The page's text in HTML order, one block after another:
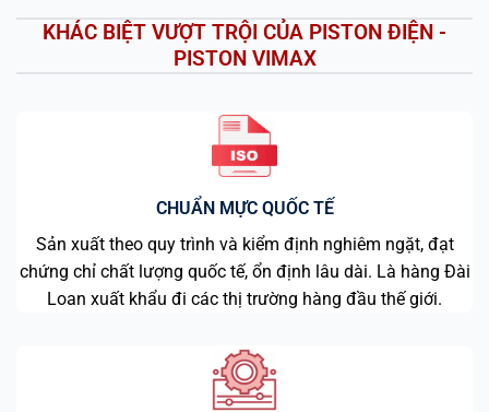
KHÁC BIỆT VƯỢT TRỘI CỦA PISTON ĐIỆN -
PISTON VIMAX
CHUẨN MỰC QUỐC TẾ
Sản xuất theo quy trình và kiểm định nghiêm ngặt, đạt
chứng chỉ chất lượng quốc tế, ổn định lâu dài. Là hàng Đài
Loan xuất khẩu đi các thị trường hàng đầu thế giới.